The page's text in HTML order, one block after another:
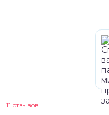
11 отзывов